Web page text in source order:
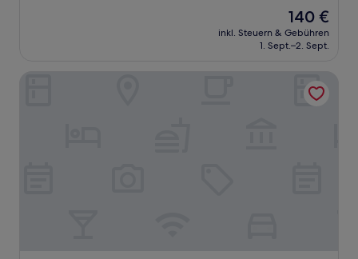
Der
Preis
beträgt
140 €
inkl. Steuern & Gebühren
1. Sept.–2. Sept.
Hampton by Hilton Liverpool/John Lennon Airport